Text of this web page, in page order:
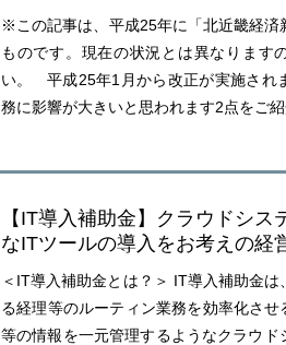
※この記事は、平成25年に「北近畿経済
ものです。現在の状況とは異なります
い。 平成25年1月から改正が実施され
務に影響が大きいと思われます2点をご
【IT導入補助金】クラウドシス
なITツールの導入をお考えの経
＜IT導入補助金とは？＞ IT導入補助金は
る経理等のルーティン業務を効率化させ
等の情報を一元管理するようなクラウド